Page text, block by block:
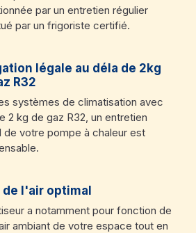
par un entretien régulier
par un frigoriste certifié.
légale au déla de 2kg
R32
systèmes de climatisation avec
2 kg de gaz R32, un entretien
de votre pompe à chaleur est
de l'air optimal
a notamment pour fonction de
ambiant de votre espace tout en